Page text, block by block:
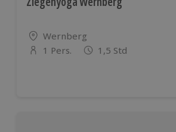
Standort
Wernberg
Anzahl der Teilnehmer
1 Pers. 1,5 Std